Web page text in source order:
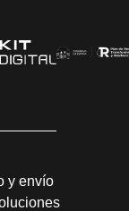
y envío